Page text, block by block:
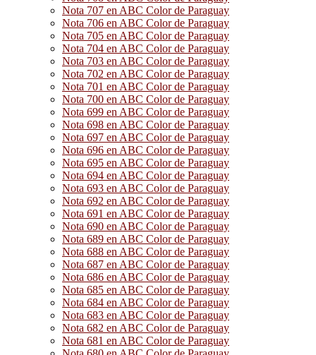
Nota 707 en ABC Color de Paraguay
Nota 706 en ABC Color de Paraguay
Nota 705 en ABC Color de Paraguay
Nota 704 en ABC Color de Paraguay
Nota 703 en ABC Color de Paraguay
Nota 702 en ABC Color de Paraguay
Nota 701 en ABC Color de Paraguay
Nota 700 en ABC Color de Paraguay
Nota 699 en ABC Color de Paraguay
Nota 698 en ABC Color de Paraguay
Nota 697 en ABC Color de Paraguay
Nota 696 en ABC Color de Paraguay
Nota 695 en ABC Color de Paraguay
Nota 694 en ABC Color de Paraguay
Nota 693 en ABC Color de Paraguay
Nota 692 en ABC Color de Paraguay
Nota 691 en ABC Color de Paraguay
Nota 690 en ABC Color de Paraguay
Nota 689 en ABC Color de Paraguay
Nota 688 en ABC Color de Paraguay
Nota 687 en ABC Color de Paraguay
Nota 686 en ABC Color de Paraguay
Nota 685 en ABC Color de Paraguay
Nota 684 en ABC Color de Paraguay
Nota 683 en ABC Color de Paraguay
Nota 682 en ABC Color de Paraguay
Nota 681 en ABC Color de Paraguay